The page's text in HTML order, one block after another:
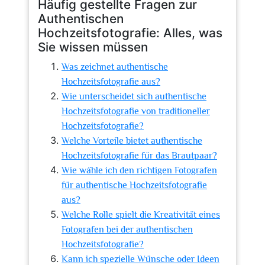
Häufig gestellte Fragen zur
Authentischen
Hochzeitsfotografie: Alles, was
Sie wissen müssen
Was zeichnet authentische
Hochzeitsfotografie aus?
Wie unterscheidet sich authentische
Hochzeitsfotografie von traditioneller
Hochzeitsfotografie?
Welche Vorteile bietet authentische
Hochzeitsfotografie für das Brautpaar?
Wie wähle ich den richtigen Fotografen
für authentische Hochzeitsfotografie
aus?
Welche Rolle spielt die Kreativität eines
Fotografen bei der authentischen
Hochzeitsfotografie?
Kann ich spezielle Wünsche oder Ideen